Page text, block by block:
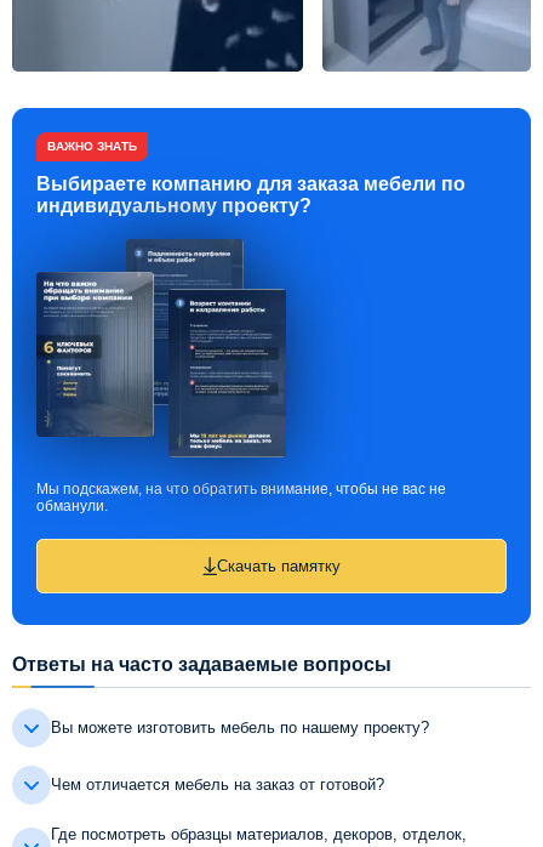
ВАЖНО ЗНАТЬ
Выбираете компанию для заказа мебели по
индивидуальному проекту?
Мы подскажем, на что обратить внимание, чтобы не вас не
обманули.
Скачать памятку
Ответы на часто задаваемые вопросы
Вы можете изготовить мебель по нашему проекту?
Чем отличается мебель на заказ от готовой?
Где посмотреть образцы материалов, декоров, отделок,